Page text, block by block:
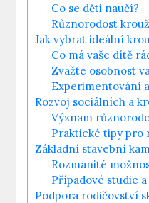
Co se děti naučí?
Různorodost
Jak vybrat ideální
Co má vaše dítě
Zvažte osobnost
Experimentování
Rozvoj sociálních a
Význam
Praktické tipy pro
Základní stavební
Rozmanité
Případové studie
Podpora rodičovství